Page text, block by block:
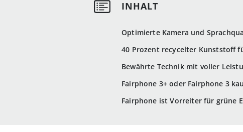
Optimierte Kamera und
40 Prozent recycelter Kunststoff
Bewährte Technik mit voller
Fairphone 3+ oder Fairphone 3
Fairphone ist Vorreiter für grüne